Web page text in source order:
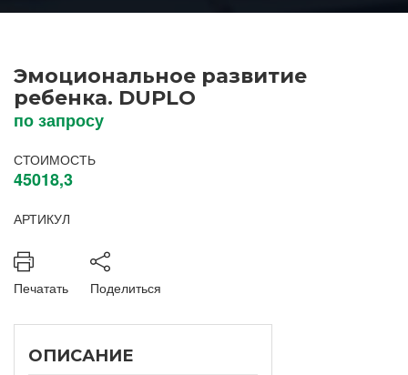
Эмоциональное развитие
ребенка. DUPLO
по запросу
СТОИМОСТЬ
45018,3
АРТИКУЛ
Печатать Поделиться
ОПИСАНИЕ